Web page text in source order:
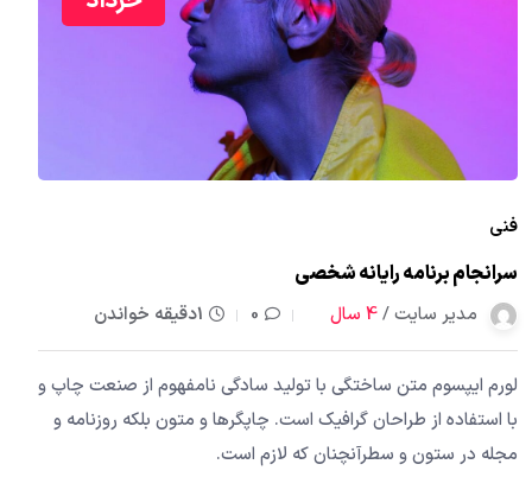
فنی
سرانجام برنامه رایانه شخصی
مدیر سایت /4 سال 0 1دقیقه خواندن
لورم ایپسوم متن ساختگی با تولید سادگی نامفهوم از صنعت چاپ و
با استفاده از طراحان گرافیک است. چاپگرها و متون بلکه روزنامه و
مجله در ستون و سطرآنچنان که لازم است.